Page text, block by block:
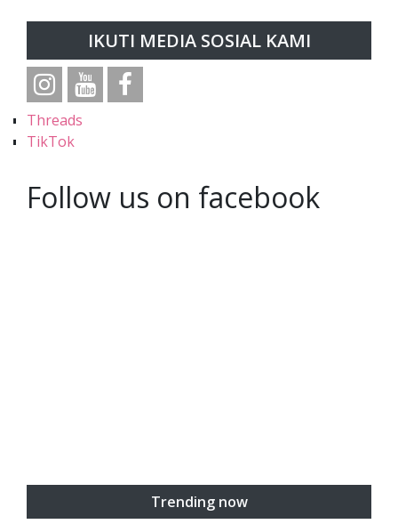
IKUTI MEDIA SOSIAL KAMI
Threads
TikTok
Follow us on facebook
Trending now